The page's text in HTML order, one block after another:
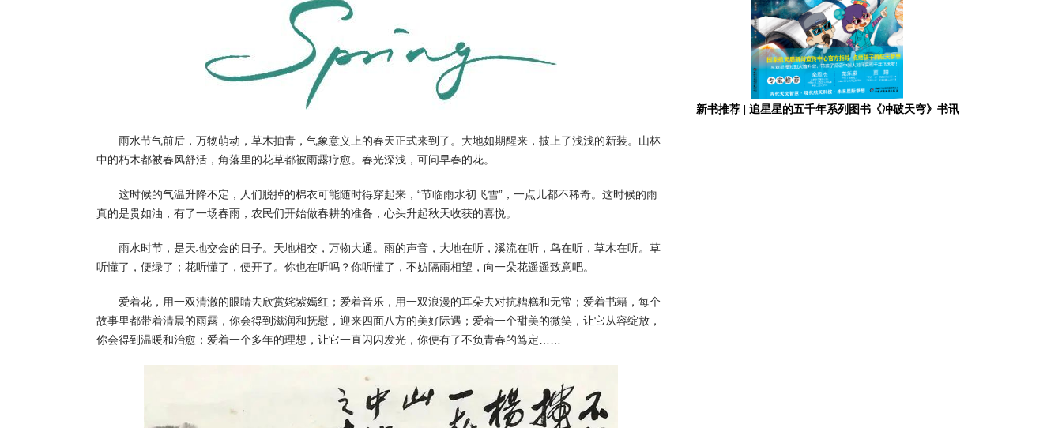
雨水节气前后，万物萌动，草木抽青，气象意义上的春天正式来到了。大地如期醒来，披上了浅浅的新装。山林
中的朽木都被春风舒活，角落里的花草都被雨露疗愈。春光深浅，可问早春的花。
这时候的气温升降不定，人们脱掉的棉衣可能随时得穿起来，“节临雨水初飞雪”，一点儿都不稀奇。这时候的雨
真的是贵如油，有了一场春雨，农民们开始做春耕的准备，心头升起秋天收获的喜悦。
雨水时节，是天地交会的日子。天地相交，万物大通。雨的声音，大地在听，溪流在听，鸟在听，草木在听。草
听懂了，便绿了；花听懂了，便开了。你也在听吗？你听懂了，不妨隔雨相望，向一朵花遥遥致意吧。
爱着花，用一双清澈的眼睛去欣赏姹紫嫣红；爱着音乐，用一双浪漫的耳朵去对抗糟糕和无常；爱着书籍，每个
故事里都带着清晨的雨露，你会得到滋润和抚慰，迎来四面八方的美好际遇；爱着一个甜美的微笑，让它从容绽放，
你会得到温暖和治愈；爱着一个多年的理想，让它一直闪闪发光，你便有了不负青春的笃定……
新书推荐 | 追星星的五千年系列图书《冲破天穹》书讯